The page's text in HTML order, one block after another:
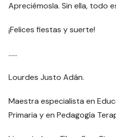
Apreciémosla. Sin ella, todo
¡Felices fiestas y suerte!
……
Lourdes Justo Adán.
Maestra especialista en
Primaria y en Pedagogía